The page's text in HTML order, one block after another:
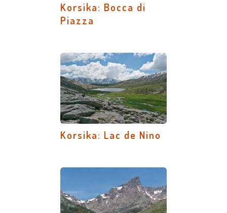
Korsika: Bocca di
Piazza
Korsika: Lac de Nino